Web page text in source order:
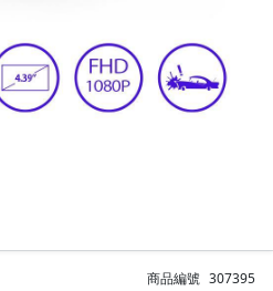
商品編號 307395